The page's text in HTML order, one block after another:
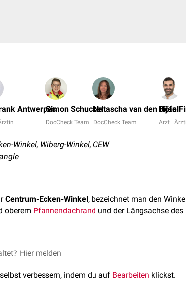
AntwerpesSimon Schuckel
DocCheck Team
Natascha van den Höfel
DocCheck Team
Bijan
Arzt |
Winkel, Wiberg-Winkel, CEW
Centrum-Ecken-Winkel, bezeichnet man den
oberem Pfannendachrand und der Längsachse
zunehmendem Alter zu und dient der Beurteilung
pathologisch ist ein CE-Winkel < 15°. Ein CE-
Hier melden
verbessern, indem du auf Bearbeiten klickst.